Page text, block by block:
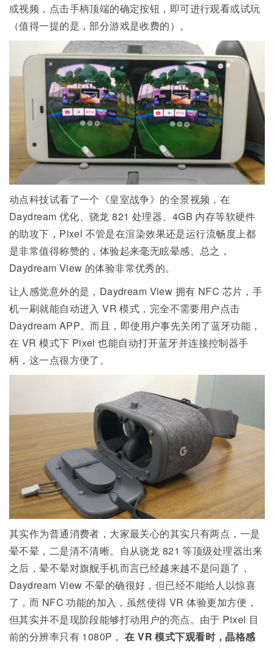
或视频，点击手柄顶端的确定按钮，即可进行观看或试玩
（值得一提的是，部分游戏是收费的）。
动点科技试看了一个《皇室战争》的全景视频，在
Daydream 优化、骁龙 821 处理器、4GB 内存等软硬件
的助攻下，Pixel 不管是在渲染效果还是运行流畅度上都
是非常值得称赞的，体验起来毫无眩晕感。总之，
Daydream View 的体验非常优秀的。
让人感觉意外的是，Daydream View 拥有 NFC 芯片，手
机一刷就能自动进入 VR 模式，完全不需要用户点击
Daydream APP。而且，即使用户事先关闭了蓝牙功能，
在 VR 模式下 Pixel 也能自动打开蓝牙并连接控制器手
柄，这一点很方便了。
其实作为普通消费者，大家最关心的其实只有两点，一是
晕不晕，二是清不清晰。自从骁龙 821 等顶级处理器出来
之后，晕不晕对旗舰手机而言已经越来越不是问题了，
Daydream View 不晕的确很好，但已经不能给人以惊喜
了，而 NFC 功能的加入，虽然使得 VR 体验更加方便，
但其实并不是现阶段能够打动用户的亮点。由于 Pixel 目
前的分辨率只有 1080P，在 VR 模式下观看时，晶格感